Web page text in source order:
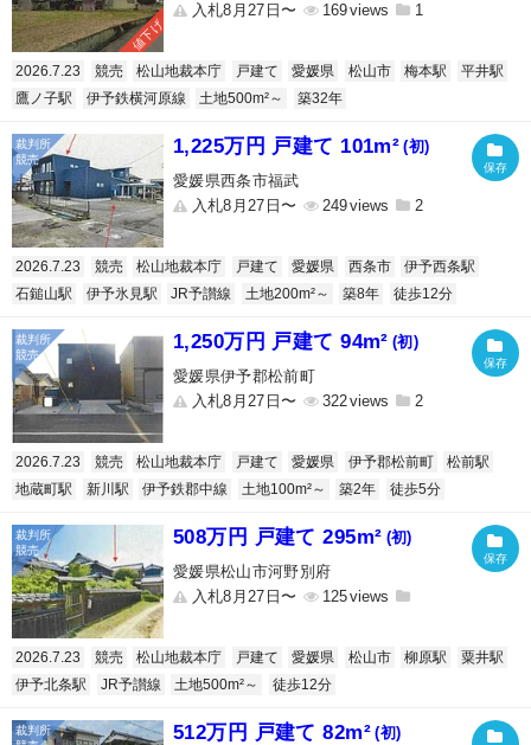
値下げ
入札8月27日〜
169 1
2026.7.23 競売 松山地裁本庁 戸建て 愛媛県 松山市 梅本駅
平井駅
鷹ノ子駅
伊予鉄横河原線 土地500m²～ 築32年
1,225万円 戸建て 101m² (初)
愛媛県西条市福武
入札8月27日〜
249 2
2026.7.23 競売 松山地裁本庁 戸建て 愛媛県 西条市
伊予西条駅
石鎚山駅
伊予氷見駅 JR予讃線 土地200m²～ 築8年 徒歩12分
1,250万円 戸建て 94m² (初)
愛媛県伊予郡松前町
入札8月27日〜
322 2
2026.7.23 競売 松山地裁本庁 戸建て 愛媛県 伊予郡松前町
松前駅
地蔵町駅
新川駅 伊予鉄郡中線 土地100m²～ 築2年 徒歩5分
508万円 戸建て 295m² (初)
愛媛県松山市河野別府
入札8月27日〜
125
2026.7.23 競売 松山地裁本庁 戸建て 愛媛県 松山市 柳原駅
粟井駅
伊予北条駅
JR予讃線 土地500m²～ 徒歩12分
512万円 戸建て 82m² (初)